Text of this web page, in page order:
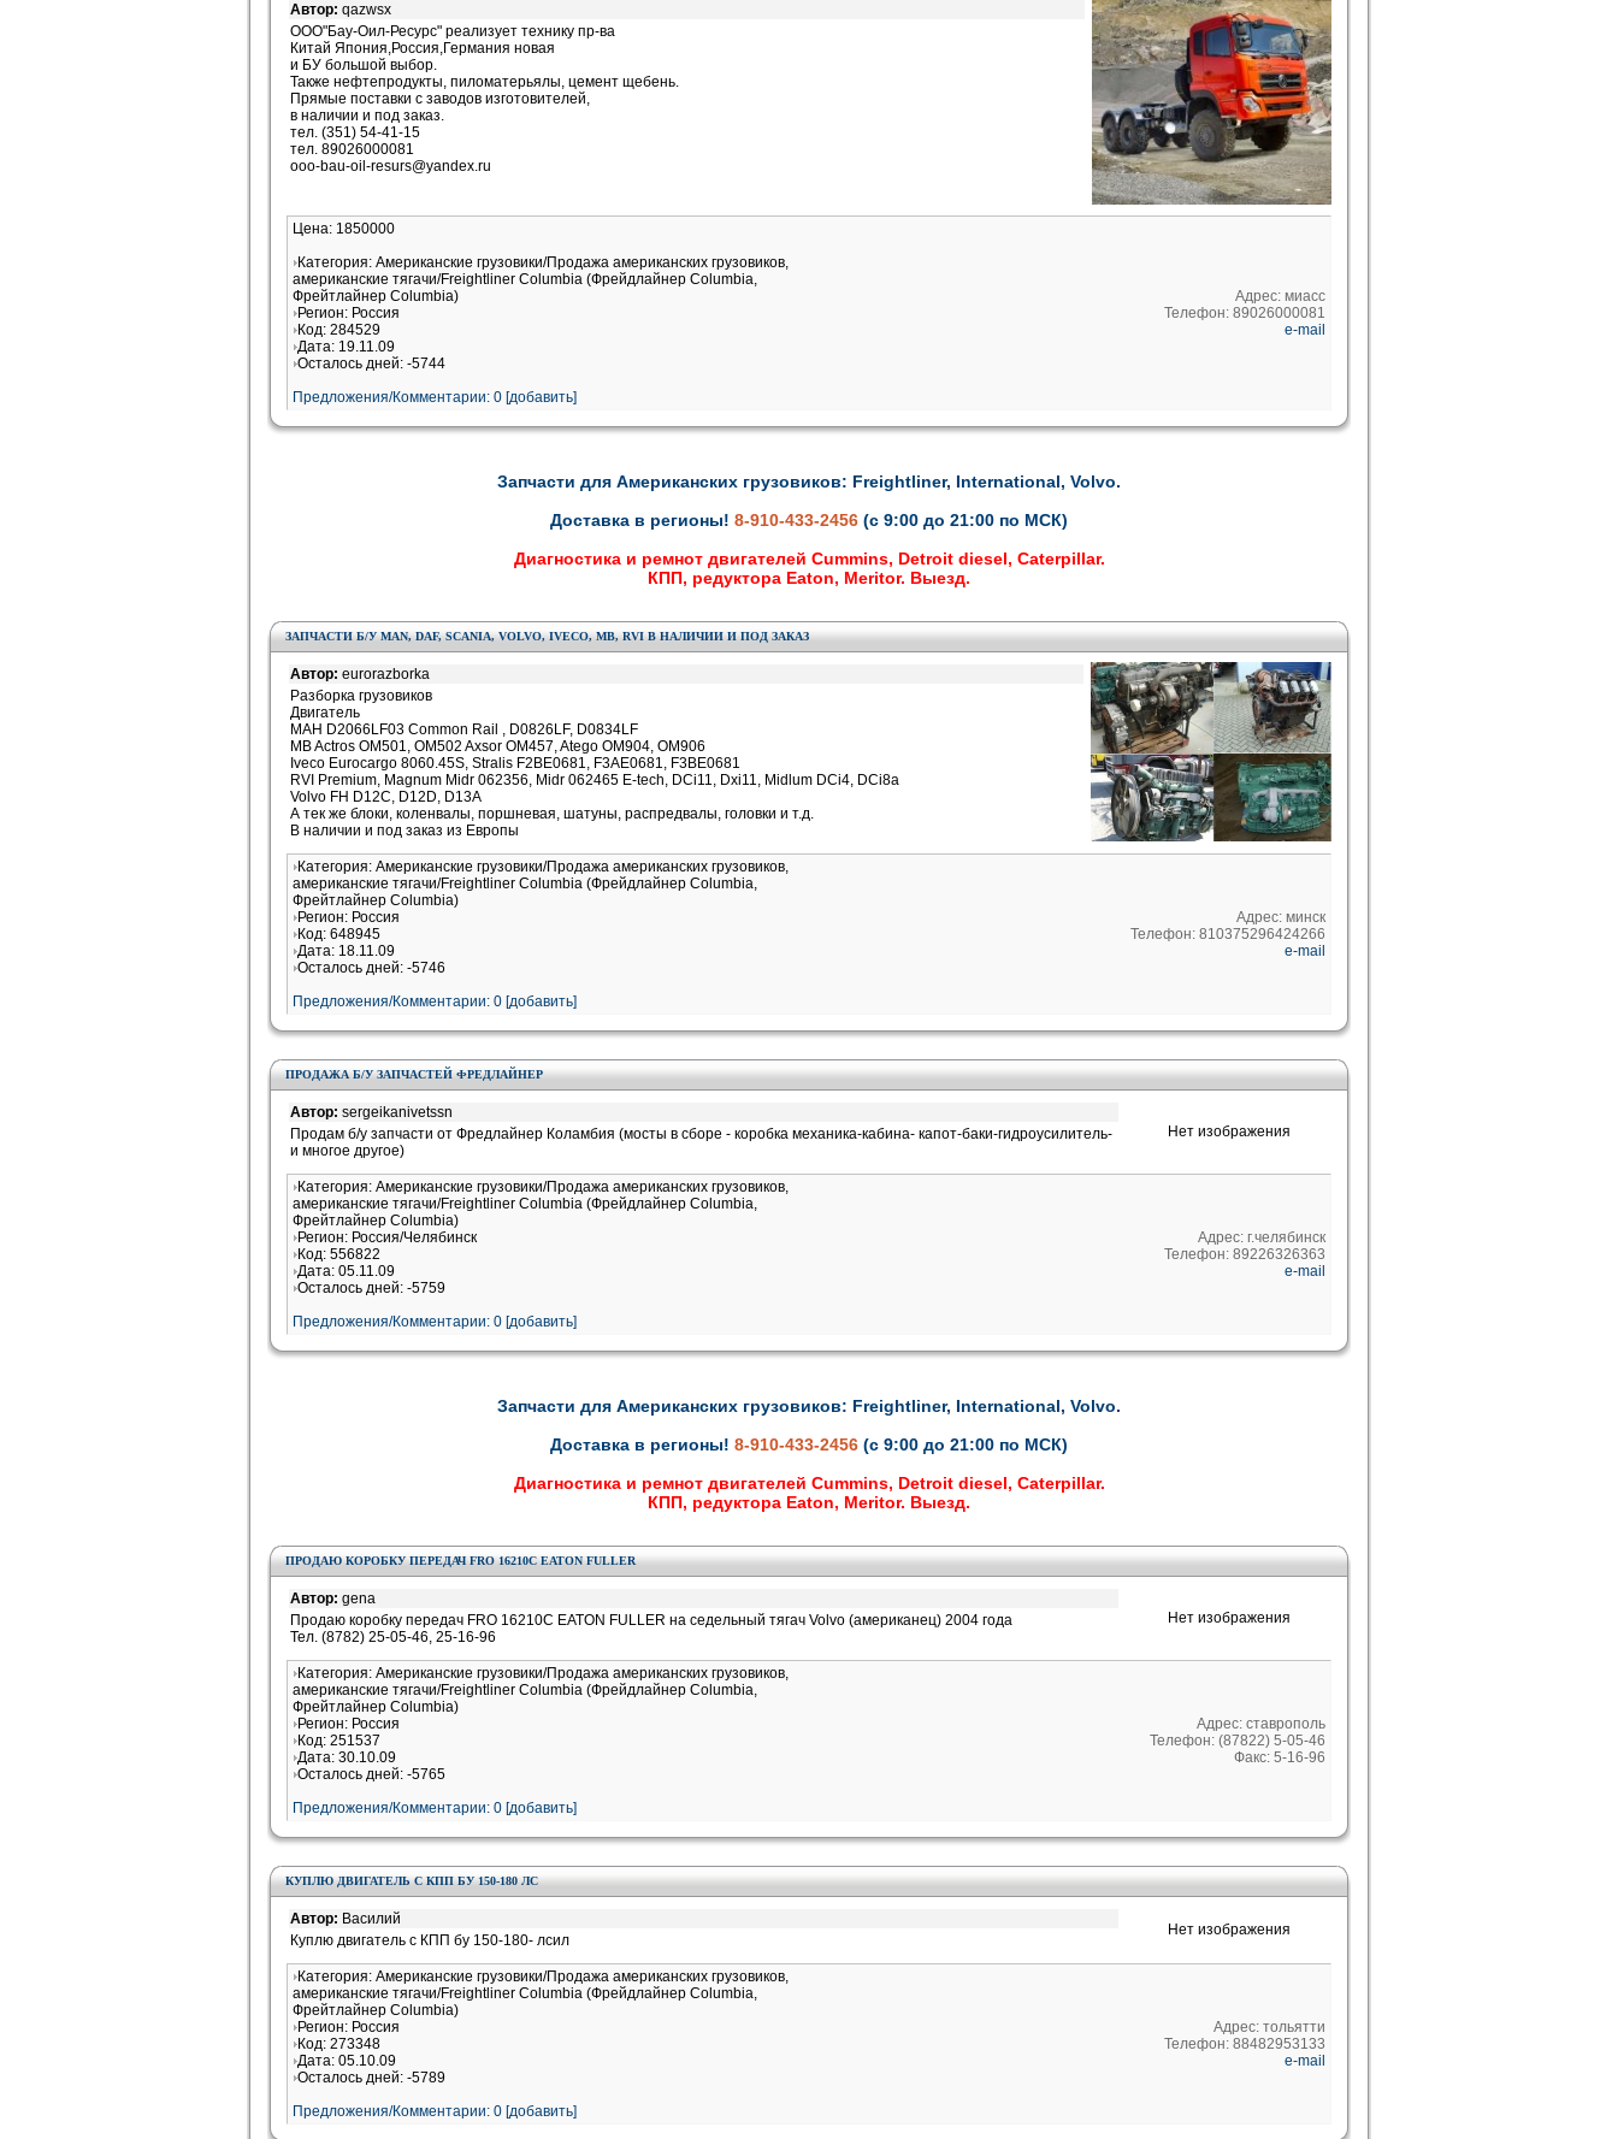
Автор: qazwsx
OOO"Бау-Оил-Ресурс" реализует технику пр-ва
Китай Япония,Россия,Германия новая
и БУ большой выбор.
Также нефтепродукты, пиломатерьялы, цемент щебень.
Прямые поставки с заводов изготовителей,
в наличии и под заказ.
тел. (351) 54-41-15
тел. 89026000081
ooo-bau-oil-resurs@yandex.ru
Цена: 1850000
Категория: Американские грузовики/Продажа американских грузовиков,
американские тягачи/Freightliner Columbia (Фрейдлайнер Columbia,
Фрейтлайнер Columbia)
Регион: Россия
Код: 284529
Дата: 19.11.09
Осталось дней: -5744
Предложения/Комментарии: 0 [добавить]
Адрес: миасс
Телефон: 89026000081
e-mail
Запчасти для Американских грузовиков: Freightliner, International, Volvo.
Доставка в регионы! 8-910-433-2456 (с 9:00 до 21:00 по МСК)
Диагностика и ремнот двигателей Cummins, Detroit diesel, Caterpillar.
КПП, редуктора Eaton, Meritor. Выезд.
ЗАПЧАСТИ Б/У MAN, DAF, SCANIA, VOLVO, IVECO, MB, RVI В НАЛИЧИИ И ПОД ЗАКАЗ
Автор: eurorazborka
Разборка грузовиков
Двигатель
МАН D2066LF03 Common Rail , D0826LF, D0834LF
MB Actros OM501, OM502 Axsor OM457, Atego OM904, OM906
Iveco Eurocargo 8060.45S, Stralis F2BE0681, F3AE0681, F3BE0681
RVI Premium, Magnum Midr 062356, Midr 062465 E-tech, DCi11, Dxi11, Midlum DCi4, DCi8a
Volvo FH D12C, D12D, D13A
А тек же блоки, коленвалы, поршневая, шатуны, распредвалы, головки и т.д.
В наличии и под заказ из Европы
Категория: Американские грузовики/Продажа американских грузовиков,
американские тягачи/Freightliner Columbia (Фрейдлайнер Columbia,
Фрейтлайнер Columbia)
Регион: Россия
Код: 648945
Дата: 18.11.09
Осталось дней: -5746
Предложения/Комментарии: 0 [добавить]
Адрес: минск
Телефон: 810375296424266
e-mail
ПРОДАЖА Б/У ЗАПЧАСТЕЙ ФРЕДЛАЙНЕР
Автор: sergeikanivetssn
Продам б/у запчасти от Фредлайнер Коламбия (мосты в сборе - коробка механика-кабина- капот-баки-гидроусилитель-
и многое другое)
Нет изображения
Категория: Американские грузовики/Продажа американских грузовиков,
американские тягачи/Freightliner Columbia (Фрейдлайнер Columbia,
Фрейтлайнер Columbia)
Регион: Россия/Челябинск
Код: 556822
Дата: 05.11.09
Осталось дней: -5759
Предложения/Комментарии: 0 [добавить]
Адрес: г.челябинск
Телефон: 89226326363
e-mail
Запчасти для Американских грузовиков: Freightliner, International, Volvo.
Доставка в регионы! 8-910-433-2456 (с 9:00 до 21:00 по МСК)
Диагностика и ремнот двигателей Cummins, Detroit diesel, Caterpillar.
КПП, редуктора Eaton, Meritor. Выезд.
ПРОДАЮ КОРОБКУ ПЕРЕДАЧ FRO 16210C EATON FULLER
Автор: gena
Продаю коробку передач FRO 16210C EATON FULLER на седельный тягач Volvo (американец) 2004 года
Тел. (8782) 25-05-46, 25-16-96
Нет изображения
Категория: Американские грузовики/Продажа американских грузовиков,
американские тягачи/Freightliner Columbia (Фрейдлайнер Columbia,
Фрейтлайнер Columbia)
Регион: Россия
Код: 251537
Дата: 30.10.09
Осталось дней: -5765
Предложения/Комментарии: 0 [добавить]
Адрес: ставрополь
Телефон: (87822) 5-05-46
Факс: 5-16-96
КУПЛЮ ДВИГАТЕЛЬ С КПП БУ 150-180 ЛС
Автор: Василий
Куплю двигатель с КПП бу 150-180- лсил
Нет изображения
Категория: Американские грузовики/Продажа американских грузовиков,
американские тягачи/Freightliner Columbia (Фрейдлайнер Columbia,
Фрейтлайнер Columbia)
Регион: Россия
Код: 273348
Дата: 05.10.09
Осталось дней: -5789
Предложения/Комментарии: 0 [добавить]
Адрес: тольятти
Телефон: 88482953133
e-mail